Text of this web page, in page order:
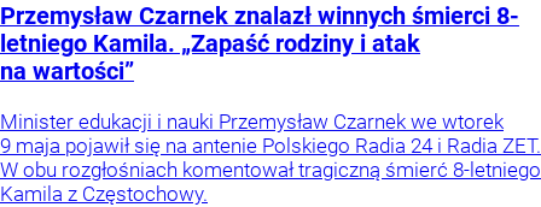
Przemysław Czarnek znalazł winnych śmierci 8-
letniego Kamila. „Zapaść rodziny i atak
na wartości”
Minister edukacji i nauki Przemysław Czarnek we wtorek
9 maja pojawił się na antenie Polskiego Radia 24 i Radia ZET.
W obu rozgłośniach komentował tragiczną śmierć 8-letniego
Kamila z Częstochowy.